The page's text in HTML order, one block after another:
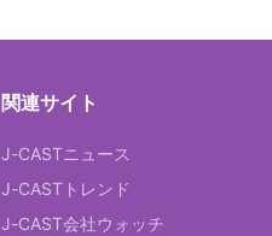
関連サイト
J-CASTニュース
J-CASTトレンド
J-CAST会社ウォッチ